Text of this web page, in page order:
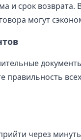
и срок возврата.
могут
правильность
через